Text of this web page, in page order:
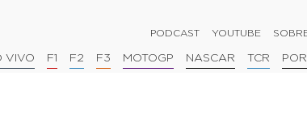
PODCAST YOUTUBE
VIVO F1 F2 F3 MOTOGP NASCAR TCR